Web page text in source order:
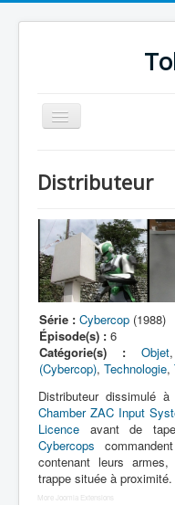
Basculer
la
Toku-Actrices
Toku-Critiques
Séries
Films
COSAA
Dessins
Artiste Asperger
Lexique
Dennô
察 サイバー
cerveau
Distributeur
Série : Cybercop (1988)
Épisode(s) : 6
Catégorie(s) :
Objet
(Cybercop), Technologie,
Distributeur dissimulé à
Chamber ZAC Input
Licence avant de
Cybercops
contenant leurs
trappe située à proximité.
More Joomla Extensions